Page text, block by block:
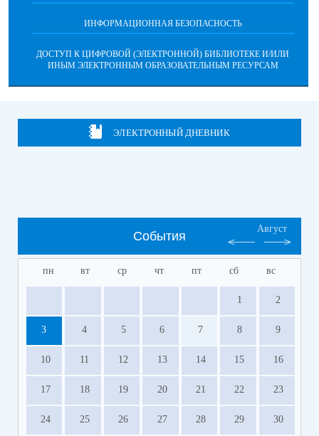
ИНФОРМАЦИОННАЯ БЕЗОПАСНОСТЬ
ДОСТУП К ЦИФРОВОЙ (ЭЛЕКТРОННОЙ) БИБЛИОТЕКЕ И/ИЛИ
ИНЫМ ЭЛЕКТРОННЫМ ОБРАЗОВАТЕЛЬНЫМ РЕСУРСАМ
ЭЛЕКТРОННЫЙ ДНЕВНИК
События
Август
пн вт ср чт пт сб вс
1 2
3 4 5 6 7 8 9
10 11 12 13 14 15 16
17 18 19 20 21 22 23
24 25 26 27 28 29 30